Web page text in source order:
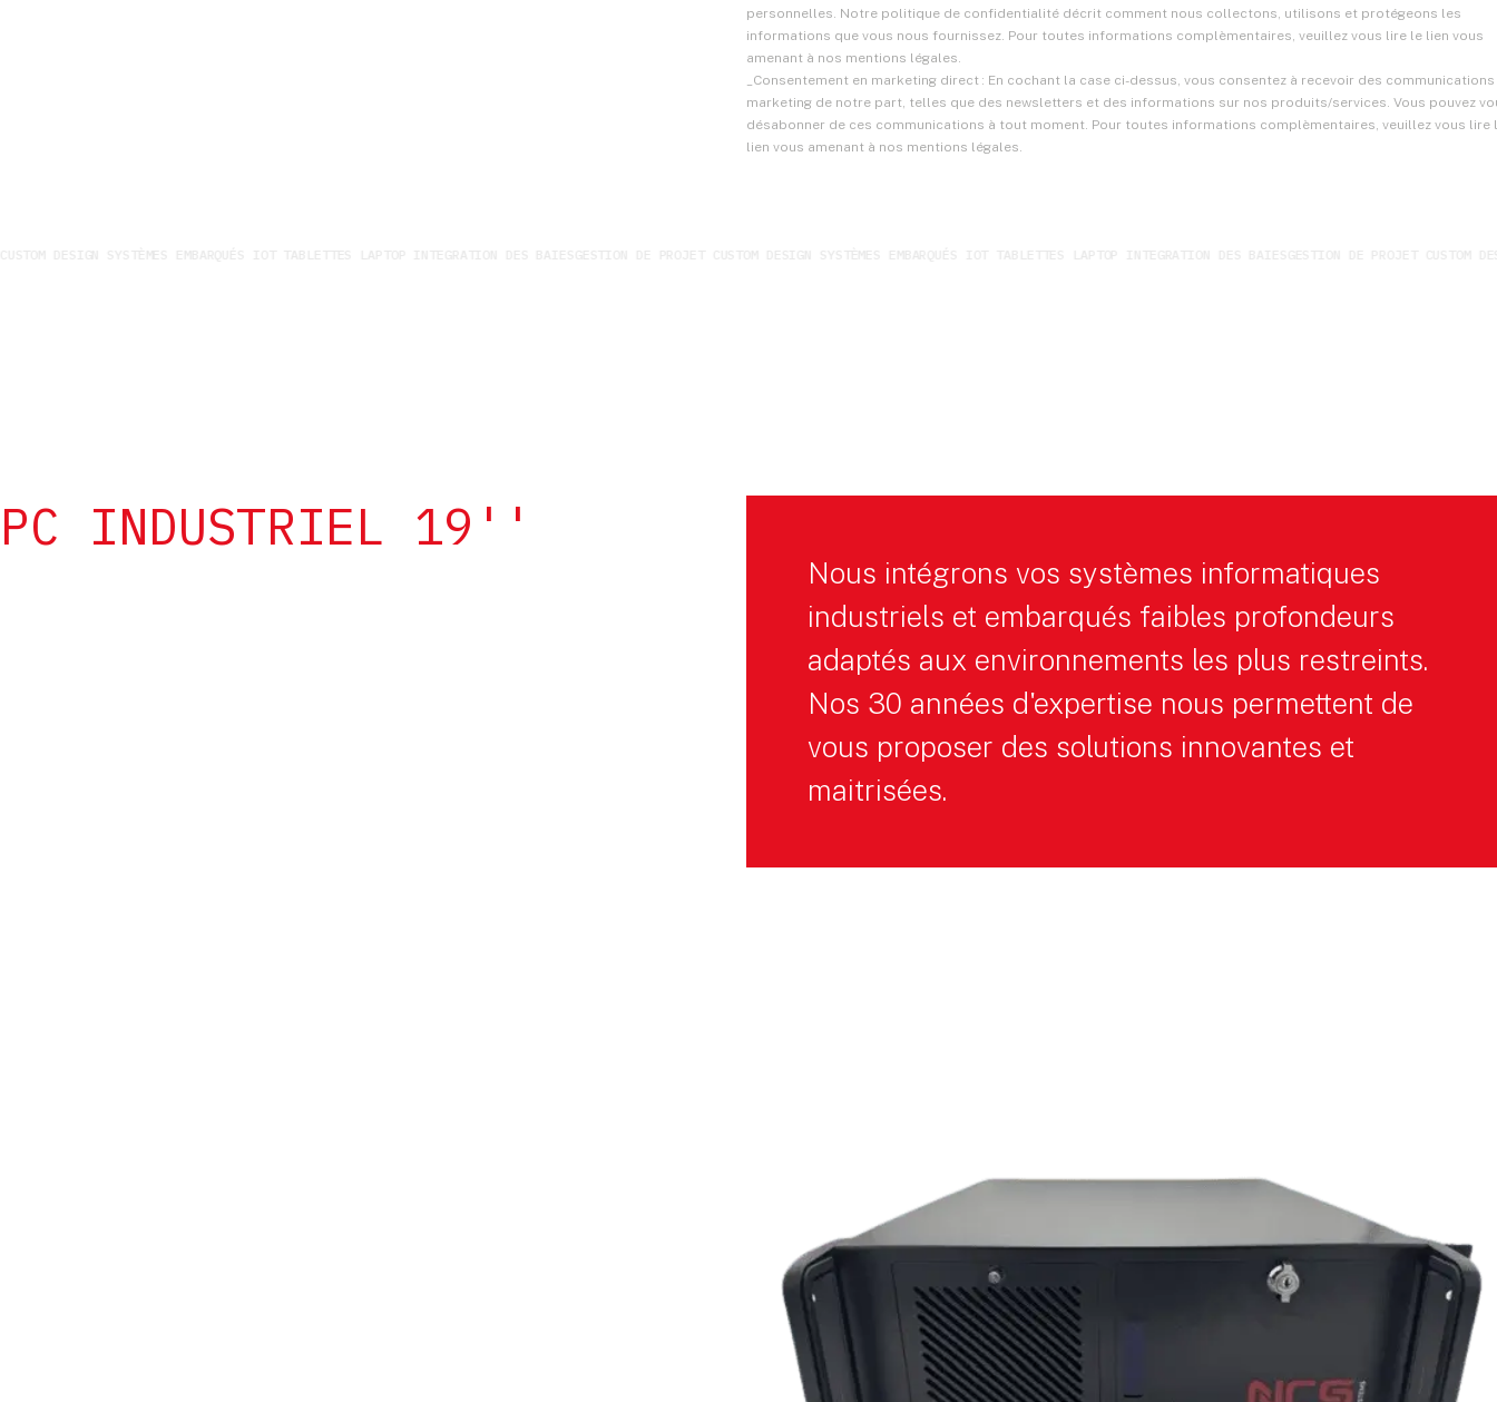
personnelles. Notre politique de confidentialité décrit comment nous collectons, utilisons et protégeons les
informations que vous nous fournissez. Pour toutes informations complèmentaires, veuillez vous lire le lien vous
amenant à nos mentions légales.
_Consentement en marketing direct : En cochant la case ci-dessus, vous consentez à recevoir des communications
marketing de notre part, telles que des newsletters et des informations sur nos produits/services. Vous pouvez
désabonner de ces communications à tout moment. Pour toutes informations complèmentaires, veuillez vous lire
lien vous amenant à nos mentions légales.
PC INDUSTRIEL 19''
Nous intégrons vos systèmes informatiques
industriels et embarqués faibles profondeurs
adaptés aux environnements les plus restreints.
Nos 30 années d'expertise nous permettent de
vous proposer des solutions innovantes et
maitrisées.